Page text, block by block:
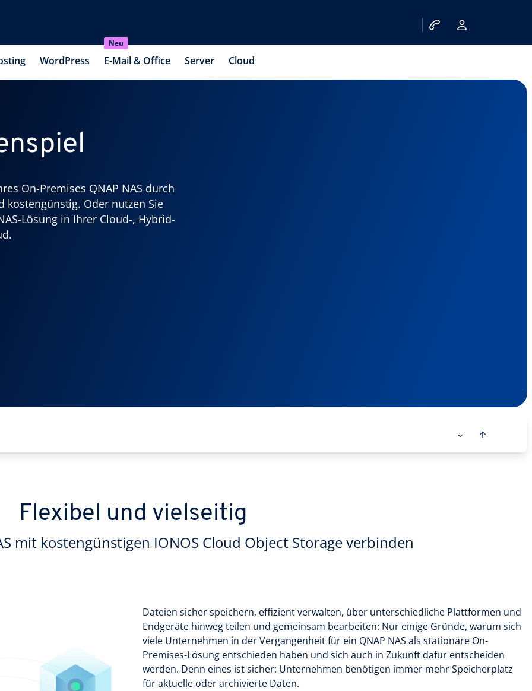
WordPress
Neu
E-Mail & Office Server Cloud
On-Premises QNAP NAS durch
kostengünstig. Oder nutzen Sie
Lösung in Ihrer Cloud-, Hybrid-
Flexibel und vielseitig
mit kostengünstigen IONOS Cloud Object Storage verbinden
Dateien sicher speichern, effizient verwalten, über unterschiedliche Plattformen und
Endgeräte hinweg teilen und gemeinsam bearbeiten: Nur einige Gründe, warum sich
viele Unternehmen in der Vergangenheit für ein QNAP NAS als stationäre On-
Premises-Lösung entschieden haben und sich auch in Zukunft dafür entscheiden
werden. Denn eines ist sicher: Unternehmen benötigen immer mehr Speicherplatz
für aktuelle oder archivierte Daten.